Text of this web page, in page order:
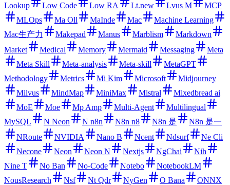
Lookup Low Code Low RA Lt.new Lvus M
MCP
MLOps
Ma Oll MaInde Mac
Machine Learning
Mac生产力
Makepad Manus Marblism
Markdown
Market
Medical Memory Mermaid Messaging
Meta
Meta Skill
Meta-analysis Meta-skill
MetaGPT
Methodology
Metrics Mi Kim Microsoft
Midjourney
Milvus
MindMap MiniMax Mistral
Mixedbread ai
MoE
Moe Mp Amp Multi-Agent
Multilingual
MySQL
N Neon N n8n N8n n8 N8n 是
N8n 是一
NRoute
NVIDIA Nano B Ncent Ndsurf
Ne Cli
Necone
Neon Neon N Nextjs NgChai
Nih
Nine T
No Ban No-Code Notebo
NotebookLM
NousResearch
Nsf Nt Qdr NyGen O Bana
ONNX